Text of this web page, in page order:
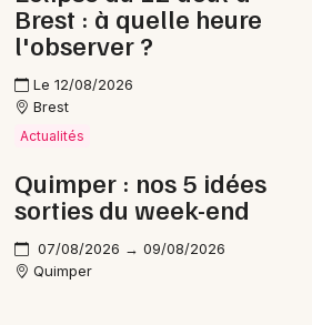
Brest : à quelle heure
l'observer ?
Le 12/08/2026
Brest
Actualités
Quimper : nos 5 idées
sorties du week-end
07/08/2026 → 09/08/2026
Quimper